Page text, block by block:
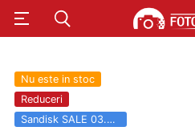
Nu este in stoc
Reduceri
Sandisk SALE 03.06 - 31.08